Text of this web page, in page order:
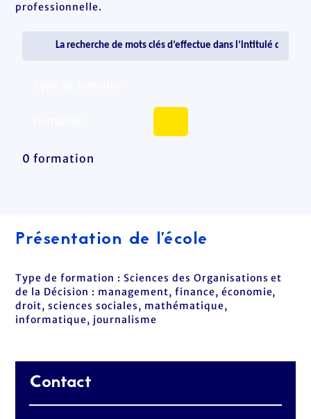
professionnelle.
0 formation
Présentation de l'école
Type de formation : Sciences des Organisations et
de la Décision : management, finance, économie,
droit, sciences sociales, mathématique,
informatique, journalisme
Contact